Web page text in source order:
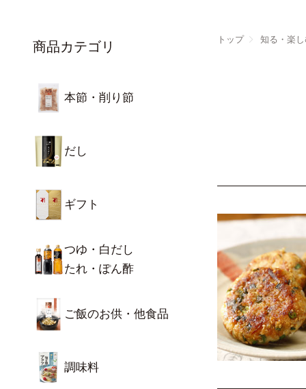
商品カテゴリ
本節・削り節
だし
ギフト
つゆ・白だし
たれ・ぽん酢
ご飯のお供・他食品
調味料
トップ 知る・楽